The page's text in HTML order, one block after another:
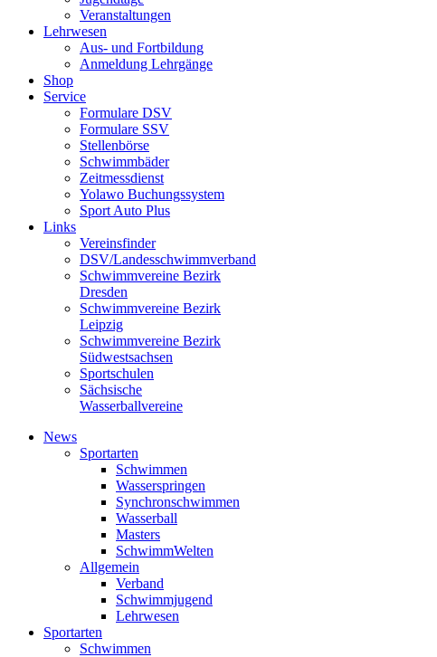
Veranstaltungen
Lehrwesen
Aus- und Fortbildung
Anmeldung Lehrgänge
Shop
Service
Formulare DSV
Formulare SSV
Stellenbörse
Schwimmbäder
Zeitmessdienst
Yolawo Buchungssystem
Sport Auto Plus
Links
Vereinsfinder
DSV/Landesschwimmverband
Schwimmvereine Bezirk
Dresden
Schwimmvereine Bezirk
Leipzig
Schwimmvereine Bezirk
Südwestsachsen
Sportschulen
Sächsische
Wasserballvereine
News
Sportarten
Schwimmen
Wasserspringen
Synchronschwimmen
Wasserball
Masters
SchwimmWelten
Allgemein
Verband
Schwimmjugend
Lehrwesen
Sportarten
Schwimmen